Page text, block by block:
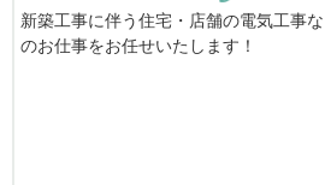
新築工事に伴う住宅・店舗の電気工事
のお仕事をお任せいたします！